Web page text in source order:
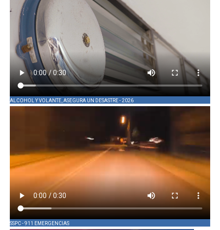
ALCOHOL Y VOLANTE, ASEGURA UN DESASTRE - 2026
SSPC - 911 EMERGENCIAS